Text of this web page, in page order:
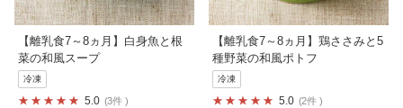
【離乳食7～8ヵ月】白身魚と根
菜の和風スープ
冷凍
5.0 3件
【離乳食7～8ヵ月】鶏ささみと5
種野菜の和風ポトフ
冷凍
5.0 2件